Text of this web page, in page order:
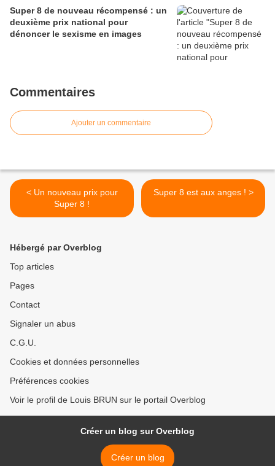
Super 8 de nouveau récompensé : un
deuxième prix national pour
dénoncer le sexisme en images
Commentaires
Ajouter un commentaire
< Un nouveau prix pour
Super 8 !
Super 8 est aux anges ! >
Hébergé par Overblog
Top articles
Pages
Contact
Signaler un abus
C.G.U.
Cookies et données personnelles
Préférences cookies
Voir le profil de Louis BRUN sur le portail Overblog
Créer un blog sur Overblog
Créer un blog